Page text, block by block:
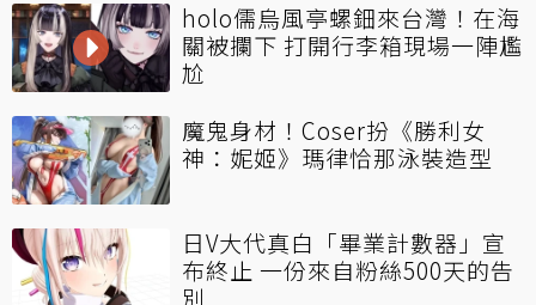
holo儒烏風亭螺鈿來台灣！在海
關被攔下 打開行李箱現場一陣尷
尬
魔鬼身材！Coser扮《勝利女
神：妮姬》瑪律恰那泳裝造型
日V大代真白「畢業計數器」宣
布終止 一份來自粉絲500天的告
別